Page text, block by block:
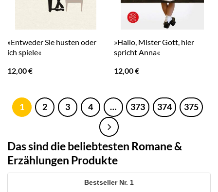
»Entweder Sie husten oder
ich spiele«
12,00€
»Hallo, Mister Gott, hier
spricht Anna«
12,00€
1 2 3 4 … 373 374 375
Das sind die beliebtesten Romane &
Erzählungen Produkte
1